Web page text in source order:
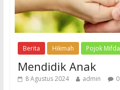
Berita Hikmah Pojok Mifda
Mendidik Anak
8 Agustus 2024 admin 0